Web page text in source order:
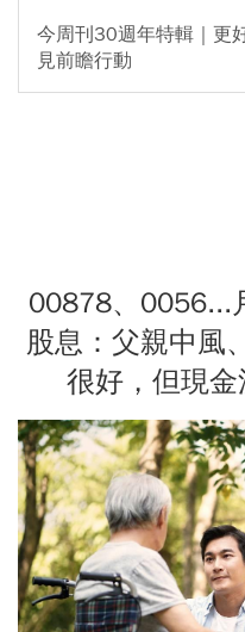
今周刊30週年特輯｜更
見前瞻行動
00878、0056...
股息：父親中風
很好，但現